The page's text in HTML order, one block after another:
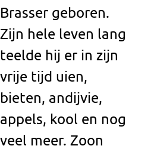
Brasser geboren.
Zijn hele leven lang
teelde hij er in zijn
vrije tijd uien,
bieten, andijvie,
appels, kool en nog
veel meer. Zoon